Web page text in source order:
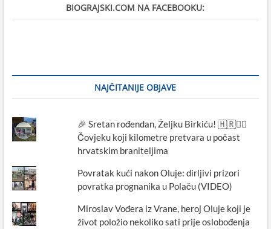
Barešić,
Zdeslav
BIOGRAJSKI.COM NA FACEBOOKU:
NAJČITANIJE OBJAVE
🎉 Sretan rođendan, Željku Birkiću! 🇭🇷🏃‍♂️
Čovjeku koji kilometre pretvara u počast
hrvatskim braniteljima
Povratak kući nakon Oluje: dirljivi prizori
povratka prognanika u Polaču (VIDEO)
Miroslav Vođera iz Vrane, heroj Oluje koji je
život položio nekoliko sati prije oslobođenja